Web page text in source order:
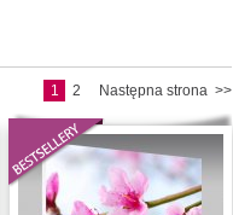
1 2 Następna strona >>